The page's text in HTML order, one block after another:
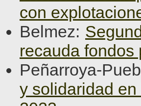
con
Belmez:
recauda
Peñarroya-
y solidaridad